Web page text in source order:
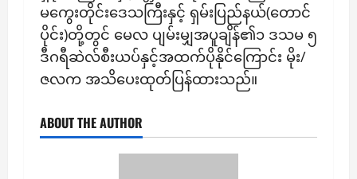
မကွေးတိုင်းဒေသကြီးနှင့် ရှမ်းပြည်နယ်(တောင်
ပိုင်း)တို့တွင် မေလ ပျမ်းမျှအပူချိန်၏၁ ဒသမ ၅
ဒီဂရီဆဲလ်စီးယပ်နှင့်အထက်ပိုနိုင်ကြောင်း မိုး/
ဇလက အသိပေးထုတ်ပြန်ထားသည်။
ABOUT THE AUTHOR